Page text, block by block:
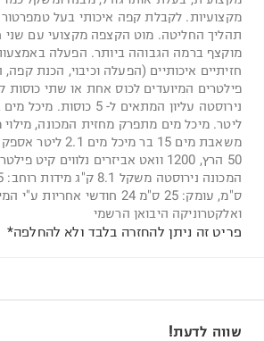
מקצועיות. לקבלת קפה איכותי בעל
תהליך החליטה. מוט הקצפה מקצועי עם שני
מוקצף ברמה הגבוהה ביותר. הפעלה
חזיתיים איכותיים (הפעלה וכיבוי, הכנת
פילטרים המיועדים לכוס אחת או שתי
ליטר. מיכל מים מתפרק מחזית המכונה,
50 הרץ, 1200 וואט אביזרים נלווים קיט
ס"מ, עומק: 25 ס"מ 24 חודשי
ואלקטרוניקה היבואן הרשמי
פריט זה ניתן להחזרה בלבד ולא להחלפה*
שווה לדעת!